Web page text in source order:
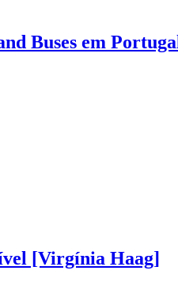
Buses em
[Virgínia Haag]